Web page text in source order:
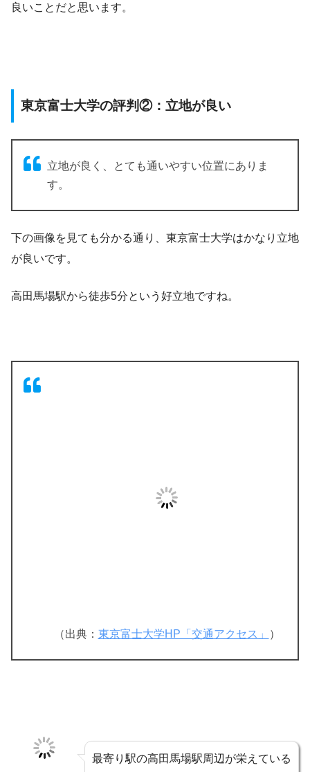
良いことだと思います。
東京富士大学の評判②：立地が良い
立地が良く、とても通いやすい位置にありま
す。
下の画像を見ても分かる通り、東京富士大学はかなり立地
が良いです。
高田馬場駅から徒歩5分という好立地ですね。
（出典： 東京富士大学HP「交通アクセス」 ）
最寄り駅の高田馬場駅周辺が栄えている